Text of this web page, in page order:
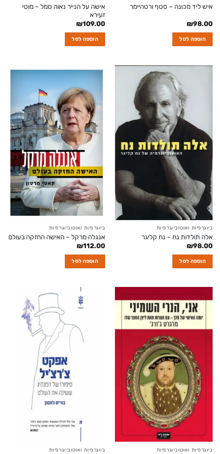
איש ליד מכונה – סטף ורטהיימר
₪98.00
הוספה לסל
אישה על הנייר נאוה סמל – מוטי
זעירא
₪109.00
הוספה לסל
ביוגרפיות ואוטוביוגרפיות
אלה תולדות נח – נח קליגר
₪98.00
הוספה לסל
ביוגרפיות ואוטוביוגרפיות
אנגלה מרקל – האישה החזקה בעולם
₪112.00
הוספה לסל
ביוגרפיות ואוטוביוגרפיות ביוגרפיות ואוטוביוגרפיות